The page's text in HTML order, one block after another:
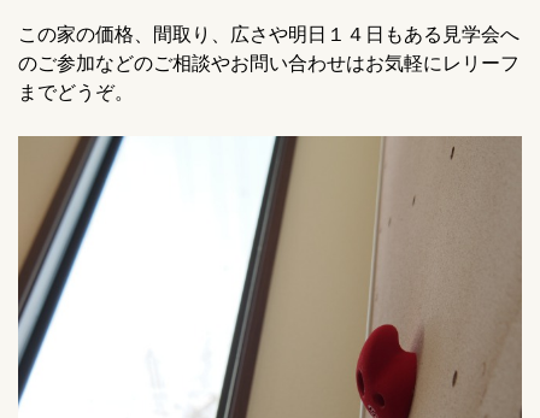
この家の価格、間取り、広さや明日１４日もある見学会へ
のご参加などのご相談やお問い合わせはお気軽にレリーフ
までどうぞ。